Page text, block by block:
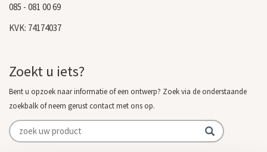
085 - 081 00 69
KVK: 74174037
Zoekt u iets?
Bent u opzoek naar informatie of een ontwerp? Zoek via de onderstaande
zoekbalk of neem gerust contact met ons op.